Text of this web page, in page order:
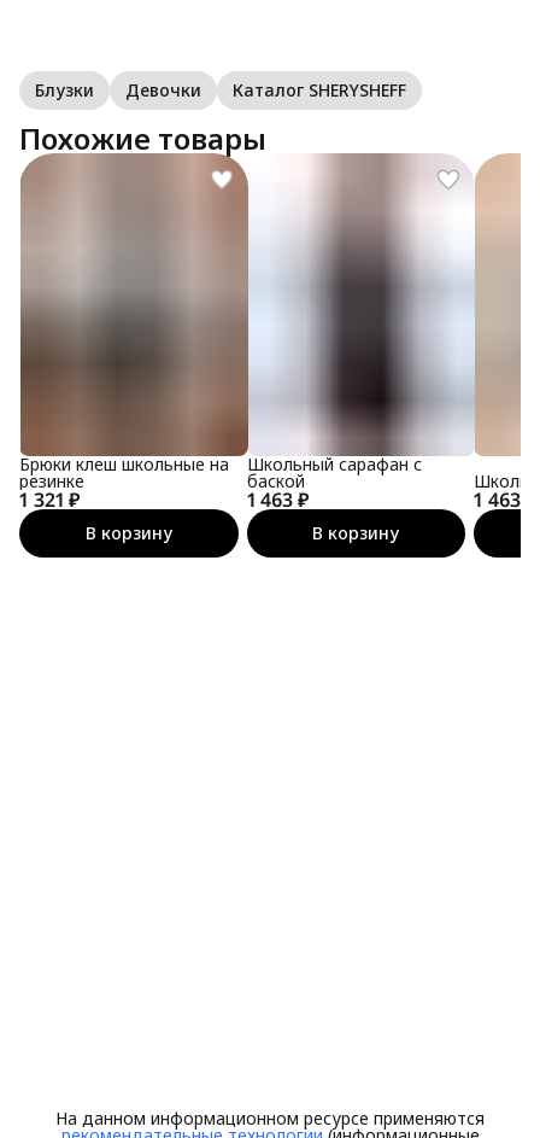
Блузки Девочки Каталог SHERYSHEFF
Похожие товары
1 321 ₽
Брюки клеш школьные на
резинке
В корзину
1 463 ₽
Школьный сарафан с
баской
В корзину
1 463 ₽
На данном информационном ресурсе применяются